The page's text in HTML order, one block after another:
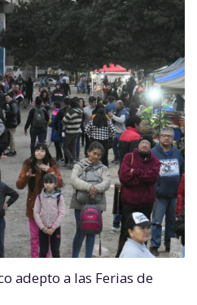
adepto a las Ferias de